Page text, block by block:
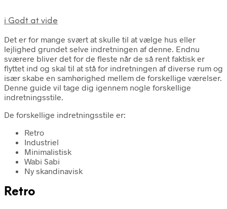
i Godt at vide
Det er for mange svært at skulle til at vælge hus eller
lejlighed grundet selve indretningen af denne. Endnu
sværere bliver det for de fleste når de så rent faktisk er
flyttet ind og skal til at stå for indretningen af diverse rum og
især skabe en samhørighed mellem de forskellige værelser.
Denne guide vil tage dig igennem nogle forskellige
indretningsstile.
De forskellige indretningsstile er:
Retro
Industriel
Minimalistisk
Wabi Sabi
Ny skandinavisk
Retro